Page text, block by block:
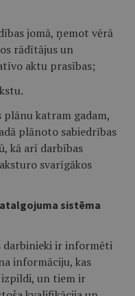
jomā, ņemot vērā
rādītājus un
aktu prasības;
plānu katram gadam,
plānoto sabiedrības
kā arī darbības
svarīgākos
sistēma
darbinieki ir informēti
informāciju, kas
un tiem ir